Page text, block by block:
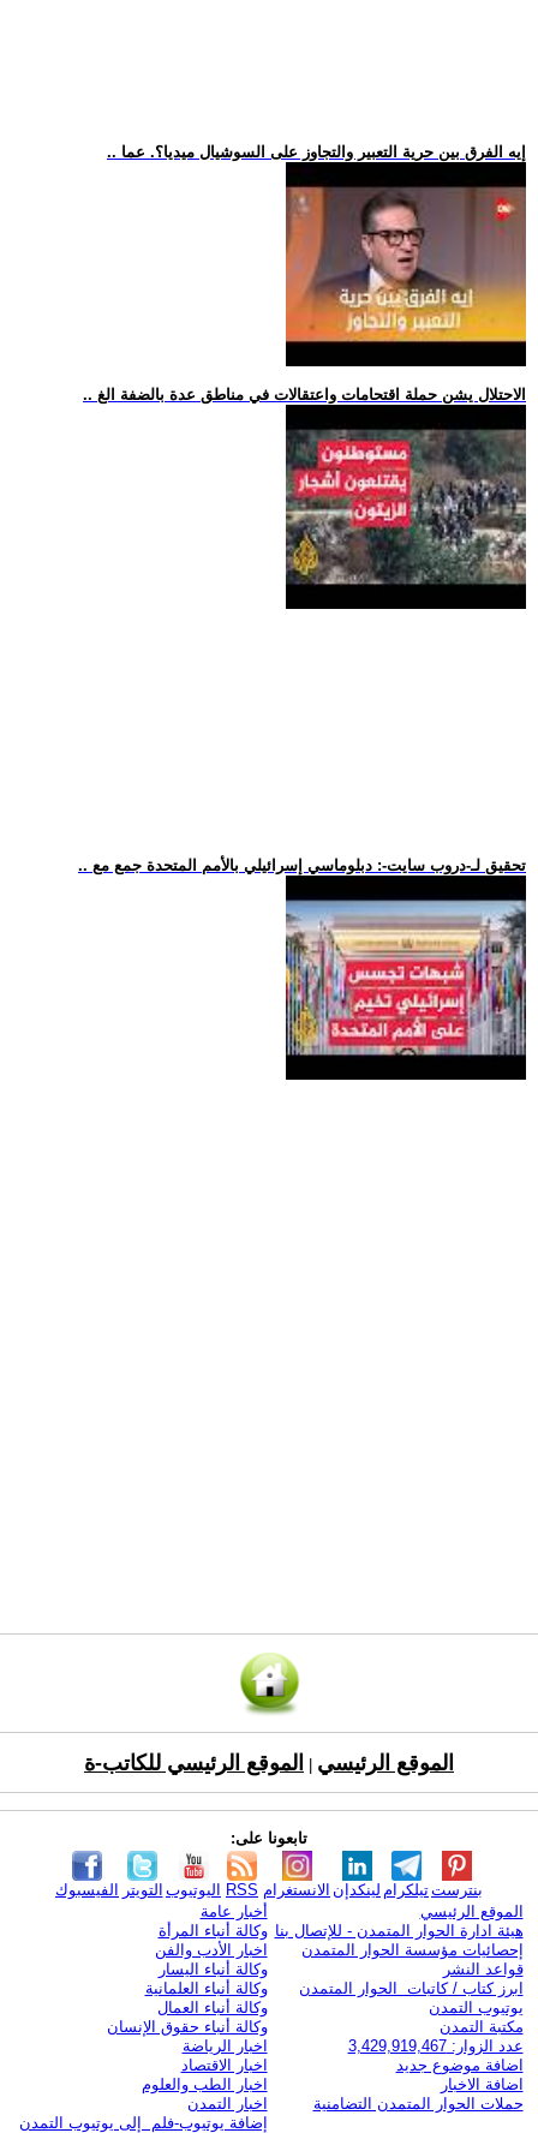
.. إيه الفرق بين حرية التعبير والتجاوز على السوشيال ميديا؟. عما
.. الاحتلال يشن حملة اقتحامات واعتقالات في مناطق عدة بالضفة الغ
.. تحقيق لـ-دروب سايت-: دبلوماسي إسرائيلي بالأمم المتحدة جمع مع
الموقع الرئيسي الموقع الرئيسي للكاتب-ة
تابعونا على:
الفيسبوك التويتر اليوتيوب RSS الانستغرام لينكدإن تيلكرامبنترست
الموقع الرئيسي
هيئة ادارة الحوار المتمدن - للإتصال بنا
إحصائيات مؤسسة الحوار المتمدن
قواعد النشر
ابرز كتاب / كاتبات الحوار المتمدن
يوتيوب التمدن
مكتبة التمدن
عدد الزوار: 3,429,919,467
اضافة موضوع جديد
اضافة الاخبار
حملات الحوار المتمدن التضامنية
أخبار عامة
وكالة أنباء المرأة
اخبار الأدب والفن
وكالة أنباء اليسار
وكالة أنباء العلمانية
وكالة أنباء العمال
وكالة أنباء حقوق الإنسان
اخبار الرياضة
اخبار الاقتصاد
اخبار الطب والعلوم
اخبار التمدن
إضافة يوتيوب-فلم إلى يوتيوب التمدن